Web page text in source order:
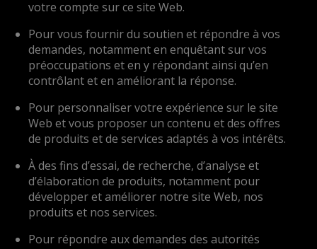
votre compte sur ce site Web.
Pour vous fournir du soutien et répondre à vos
demandes, notamment en enquêtant sur vos
préoccupations et en y répondant ainsi qu’en
contrôlant et en améliorant la réponse.
Pour personnaliser votre expérience sur le site
Web et vous proposer un contenu et des offres
de produits et de services adaptés à vos intérêts.
À des fins d’essai, de recherche, d’analyse et
d’élaboration de produits, notamment pour
développer et améliorer notre site Web, nos
produits et nos services.
Pour répondre aux demandes des autorités